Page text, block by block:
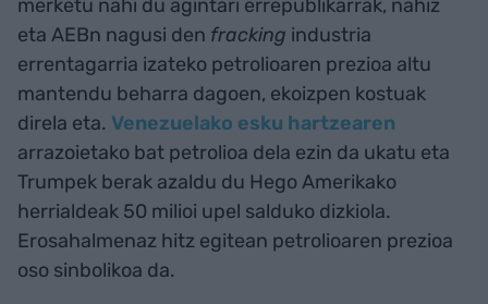
merketu nahi du agintari errepublikarrak, nahiz
eta AEBn nagusi den fracking industria
errentagarria izateko petrolioaren prezioa altu
mantendu beharra dagoen, ekoizpen kostuak
direla eta. Venezuelako esku hartzearen
arrazoietako bat petrolioa dela ezin da ukatu eta
Trumpek berak azaldu du Hego Amerikako
herrialdeak 50 milioi upel salduko dizkiola.
Erosahalmenaz hitz egitean petrolioaren prezioa
oso sinbolikoa da.